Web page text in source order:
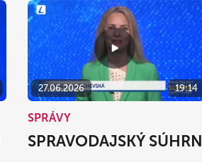
27.06.2026 19:14
SPRÁVY
SPRAVODAJSKÝ SÚHRN